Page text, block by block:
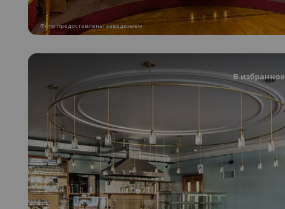
Фото предоставлены заведением
В избранное